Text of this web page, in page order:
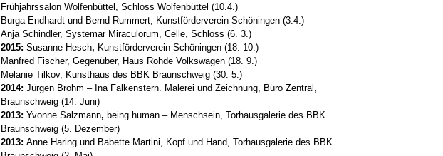
Frühjahrssalon Wolfenbüttel, Schloss Wolfenbüttel (10.4.)
Burga Endhardt und Bernd Rummert, Kunstförderverein Schöningen (3.4.)
Anja Schindler, Systemar Miraculorum, Celle, Schloss (6. 3.)
2015: Susanne Hesch, Kunstförderverein Schöningen (18. 10.)
Manfred Fischer, Gegenüber, Haus Rohde Volkswagen (18. 9.)
Melanie Tilkov, Kunsthaus des BBK Braunschweig (30. 5.)
2014: Jürgen Brohm – Ina Falkenstern. Malerei und Zeichnung, Büro Zentral,
Braunschweig (14. Juni)
2013: Yvonne Salzmann, being human – Menschsein, Torhausgalerie des BBK
Braunschweig (5. Dezember)
2013: Anne Haring und Babette Martini, Kopf und Hand, Torhausgalerie des BBK